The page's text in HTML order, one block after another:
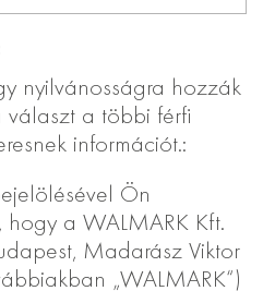
nyilvánosságra hozzák
választ a többi férfi
információt.:
Ön
a WALMARK Kft.
Madarász Viktor
„WALMARK“)